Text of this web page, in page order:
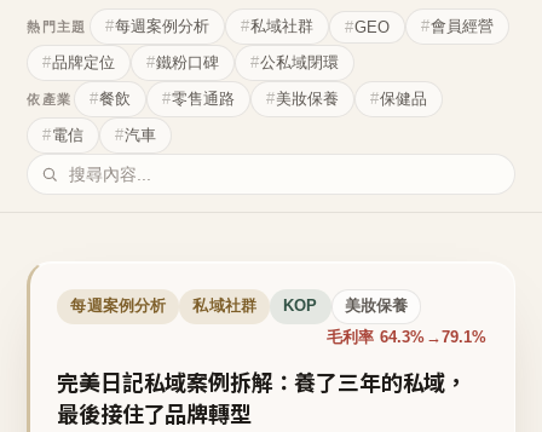
熱門主題 每週案例分析 私域社群 GEO
會員經營
品牌定位
鐵粉口碑 公私域閉環
依產業 餐飲 零售通路 美妝保養
保健品
電信
汽車
每週案例分析 私域社群 KOP 美妝保養
毛利率 64.3%→79.1%
完美日記私域案例拆解：養了三年的私域，
最後接住了品牌轉型